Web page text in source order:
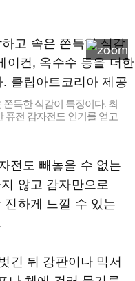
득한 식감이 특징이다. 최
퓨전 감자전도 인기를 얻고
전도 빼놓을 수 없는
않고 감자만으로
하게 느낄 수 있는
긴 뒤 강판이나 믹서